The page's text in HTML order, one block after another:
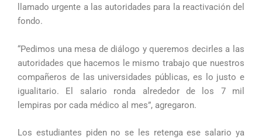
llamado urgente a las autoridades para la reactivación del
fondo.
“Pedimos una mesa de diálogo y queremos decirles a las
autoridades que hacemos le mismo trabajo que nuestros
compañeros de las universidades públicas, es lo justo e
igualitario. El salario ronda alrededor de los 7 mil
lempiras por cada médico al mes”, agregaron.
Los estudiantes piden no se les retenga ese salario ya